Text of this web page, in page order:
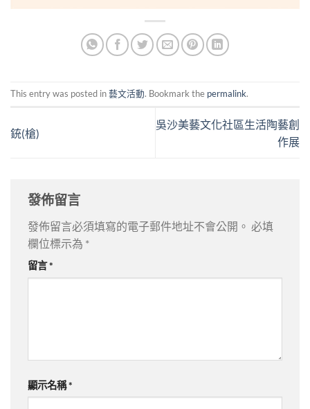
This entry was posted in藝文活動. Bookmark the permalink.
銃(槍)
吳沙美藝文化社區生活陶藝創
作展
發佈留言
發佈留言必須填寫的電子郵件地址不會公開。 必填
欄位標示為 *
留言*
顯示名稱*